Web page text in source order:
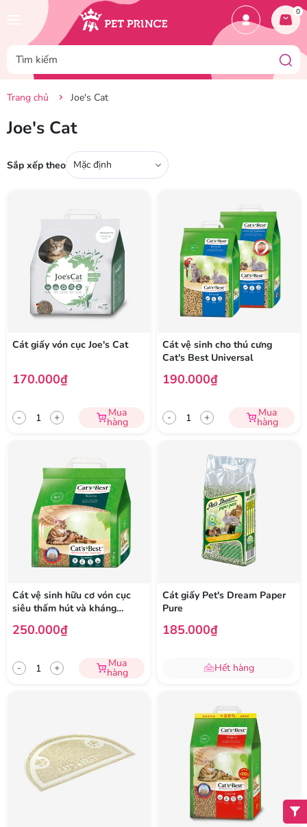
0
Trang chủ Joe's Cat
Joe's Cat
Sắp xếp theo Mặc định
Cát giấy vón cục Joe's Cat
170.000₫
- + Mua
hàng
Cát vệ sinh cho thú cưng
Cat's Best Universal
190.000₫
- + Mua
hàng
Cát vệ sinh hữu cơ vón cục
siêu thấm hút và kháng
250.000₫
- + Mua
hàng
Cát giấy Pet's Dream Paper
Pure
185.000₫
Hết hàng